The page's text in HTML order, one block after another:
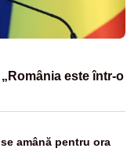
este într-o
amână pentru ora